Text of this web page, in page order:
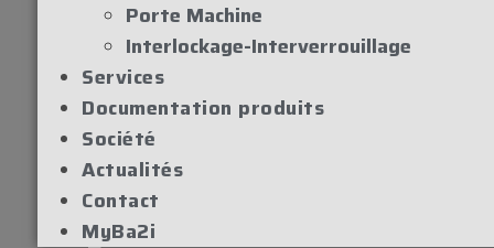
Porte Machine
Interlockage-Interverrouillage
Services
Documentation produits
Société
Actualités
Contact
MyBa2i